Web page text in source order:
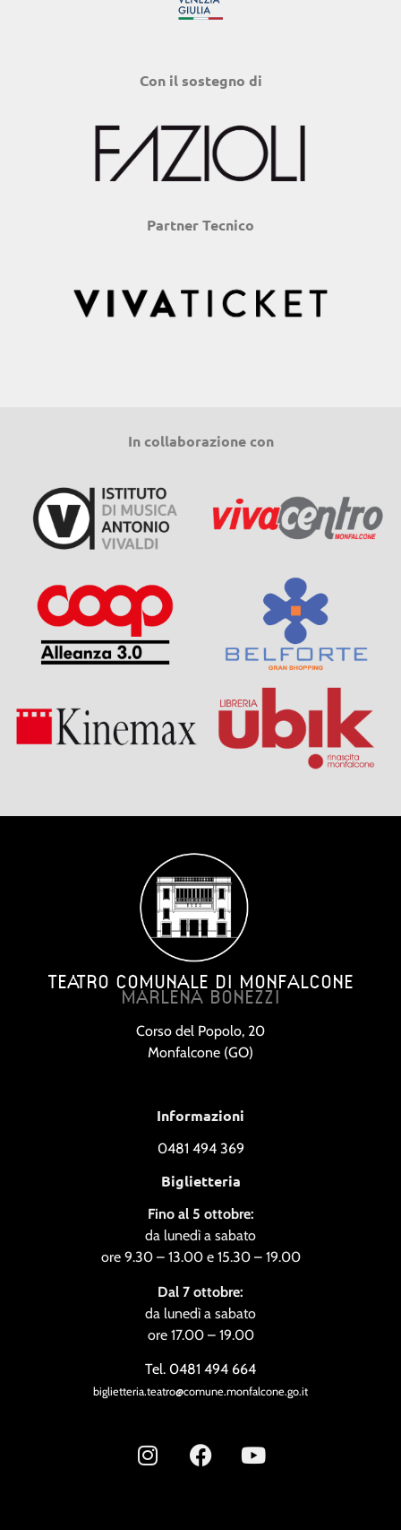
Con il sostegno di
Partner Tecnico
In collaborazione con
TEATRO COMUNALE DI MONFALCONE
MARLENA BONEZZI
Corso del Popolo, 20
Monfalcone (GO)
Informazioni
0481 494 369
Biglietteria
Fino al 5 ottobre:
da lunedì a sabato
ore 9.30 – 13.00 e 15.30 – 19.00
Dal 7 ottobre:
da lunedì a sabato
ore 17.00 – 19.00
Tel. 0481 494 664
biglietteria.teatro@comune.monfalcone.go.it